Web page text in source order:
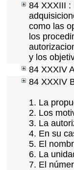
84 XXXIII :
como las
los
y los
84 XXXIV
84 XXXIV
1. La
2. Los
3. La
4. En su
5. El
6. La
7. El